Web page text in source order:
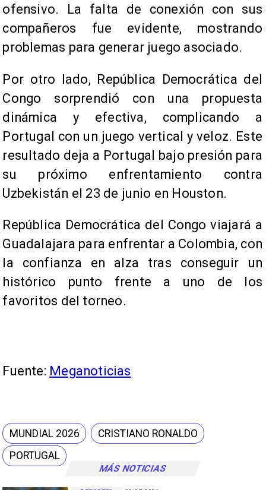
MÁS NOTICIAS
ofensivo. La falta de conexión con sus
compañeros fue evidente, mostrando
problemas para generar juego asociado.
Por otro lado, República Democrática del
Congo sorprendió con una propuesta
dinámica y efectiva, complicando a
Portugal con un juego vertical y veloz. Este
resultado deja a Portugal bajo presión para
su próximo enfrentamiento contra
Uzbekistán el 23 de junio en Houston.
República Democrática del Congo viajará a
Guadalajara para enfrentar a Colombia, con
la confianza en alza tras conseguir un
histórico punto frente a uno de los
favoritos del torneo.
Fuente: Meganoticias
MUNDIAL 2026
CRISTIANO RONALDO
PORTUGAL